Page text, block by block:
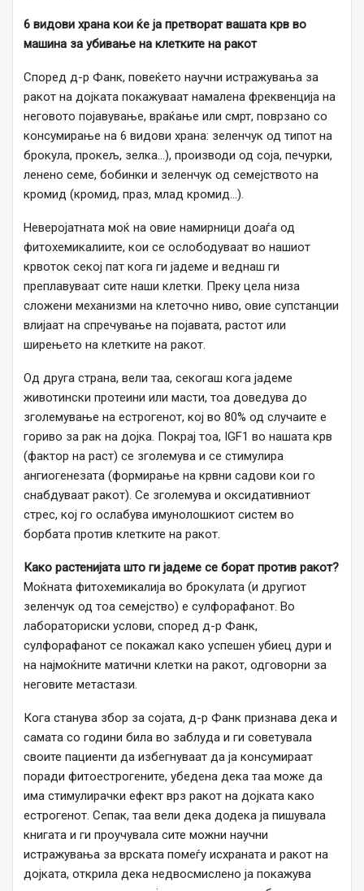
6 видови храна кои ќе ја претворат вашата крв во
машина за убивање на клетките на ракот
Според д-р Фанк, повеќето научни истражувања за
ракот на дојката покажуваат намалена фреквенција на
неговото појавување, враќање или смрт, поврзано со
консумирање на 6 видови храна: зеленчук од типот на
брокула, прокељ, зелка…), производи од соја, печурки,
ленено семе, бобинки и зеленчук од семејството на
кромид (кромид, праз, млад кромид…).
Неверојатната моќ на овие намирници доаѓа од
фитохемикалиите, кои се ослободуваат во нашиот
крвоток секој пат кога ги јадеме и веднаш ги
преплавуваат сите наши клетки. Преку цела низа
сложени механизми на клеточно ниво, овие супстанции
влијаат на спречување на појавата, растот или
ширењето на клетките на ракот.
Од друга страна, вели таа, секогаш кога јадеме
животински протеини или масти, тоа доведува до
зголемување на естрогенот, кој во 80% од случаите е
гориво за рак на дојка. Покрај тоа, IGF1 во нашата крв
(фактор на раст) се зголемува и се стимулира
ангиогенезата (формирање на крвни садови кои го
снабдуваат ракот). Се зголемува и оксидативниот
стрес, кој го ослабува имунолошкиот систем во
борбата против клетките на ракот.
Како растенијата што ги јадеме се борат против ракот?
Моќната фитохемикалија во брокулата (и другиот
зеленчук од тоа семејство) е сулфорафанот. Во
лабораториски услови, според д-р Фанк,
сулфорафанот се покажал како успешен убиец дури и
на најмоќните матични клетки на ракот, одговорни за
неговите метастази.
Кога станува збор за сојата, д-р Фанк признава дека и
самата со години била во заблуда и ги советувала
своите пациенти да избегнуваат да ја консумираат
поради фитоестрогените, убедена дека таа може да
има стимулирачки ефект врз ракот на дојката како
естрогенот. Сепак, таа вели дека додека ја пишувала
книгата и ги проучувала сите можни научни
истражувања за врската помеѓу исхраната и ракот на
дојката, открила дека недвосмислено ја покажува